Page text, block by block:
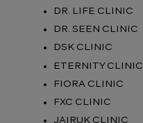
DR. LIFE CLINIC
DR. SEEN CLINIC
DSK CLINIC
ETERNITY CLINIC
FIORA CLINIC
FXC CLINIC
JAIRUK CLINIC